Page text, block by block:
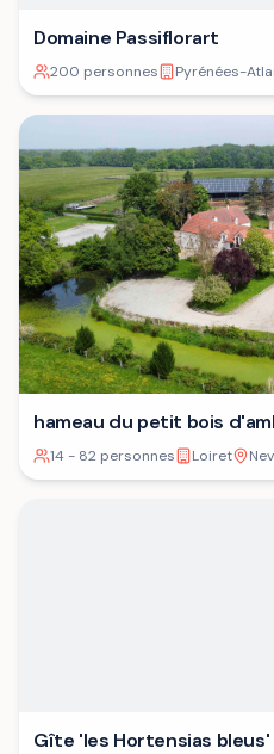
Domaine Passiflorart
200 personnes Pyrénées-
hameau du petit bois
14 - 82 personnes Loiret
Gîte 'les Hortensias